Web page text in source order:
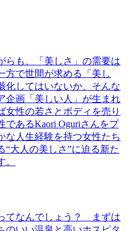
らも、「美しさ」の需要は
方で世間が求める「美し
化してはいないか、そんな
企画「美しい人」が生まれ
女性の若さとボディを売り
であるKaori Oguriさんをプ
な人生経験を持つ女性たち
大人の美しさ”に迫る新た
てなんでしょう？ まずは